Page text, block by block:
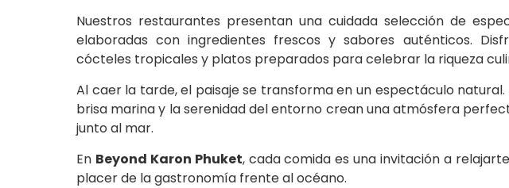
Nuestros restaurantes presentan una cuidada selección de
elaboradas con ingredientes frescos y sabores auténticos.
cócteles tropicales y platos preparados para celebrar la riqueza
Al caer la tarde, el paisaje se transforma en un espectáculo
brisa marina y la serenidad del entorno crean una atmósfera
junto al mar.
En Beyond Karon Phuket, cada comida es una invitación a
placer de la gastronomía frente al océano.